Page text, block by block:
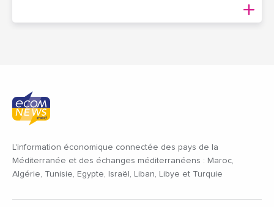
L'information économique connectée des pays de la
Méditerranée et des échanges méditerranéens : Maroc,
Algérie, Tunisie, Egypte, Israël, Liban, Libye et Turquie